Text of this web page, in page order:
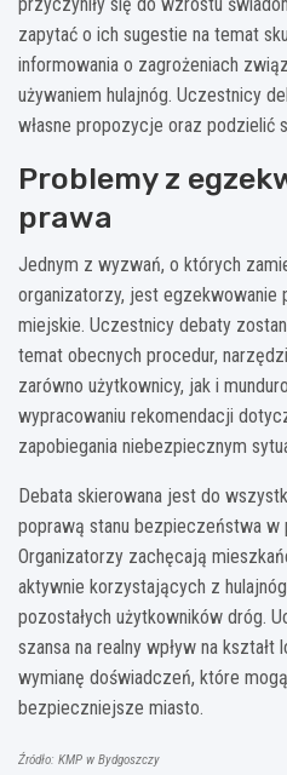
zapytać o ich sugestie na temat
informowania o zagrożeniach
używaniem hulajnóg. Uczestnicy
własne propozycje oraz podzielić
Problemy z
prawa
Jednym z wyzwań, o których
organizatorzy, jest egzekwowanie
miejskie. Uczestnicy debaty
temat obecnych procedur,
zarówno użytkownicy, jak i
wypracowaniu rekomendacji
zapobiegania niebezpiecznym
Debata skierowana jest do
poprawą stanu bezpieczeństwa
Organizatorzy zachęcają
aktywnie korzystających z
pozostałych użytkowników dróg.
szansa na realny wpływ na
wymianę doświadczeń, które
bezpieczniejsze miasto.
Źródło: KMP w Bydgoszczy